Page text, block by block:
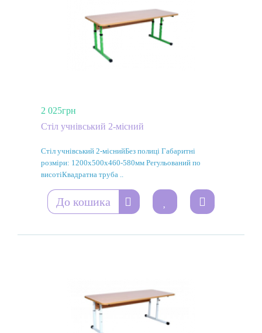
2 025грн
Стіл учнівський 2-місний
Стіл учнівський 2-міснийБез полиці Габаритні
розміри: 1200х500х460-580мм Регульований по
висотіКвадратна труба ..
До кошика